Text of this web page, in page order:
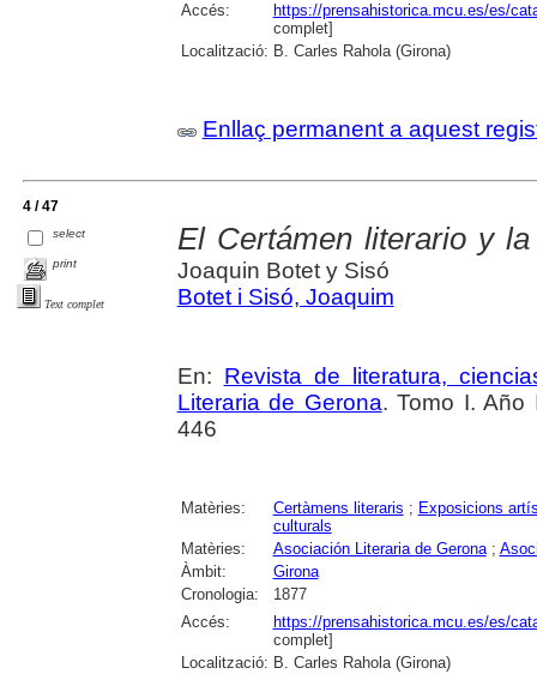
Accés:
https://prensahistorica.mcu.es/es/
complet]
Localització: B. Carles Rahola (Girona)
Enllaç permanent a aquest
4 / 47
select
print
Text complet
El Certámen literario y
Joaquin Botet y Sisó
Botet i Sisó, Joaquim
En: Revista de literatura,
Literaria de Gerona. Tomo I. Año
446
Matèries: Certàmens literaris ; Exposicions
culturals
Matèries:
Asociación Literaria de Gerona;
Àmbit:
Girona
Cronologia:
1877
Accés:
https://prensahistorica.mcu.es/es/
complet]
Localització: B. Carles Rahola (Girona)